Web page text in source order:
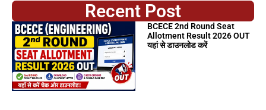
Recent Post
BCECE 2nd Round Seat
Allotment Result 2026 OUT
यहां से डाउनलोड करें